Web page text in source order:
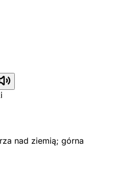
nad ziemią; górna